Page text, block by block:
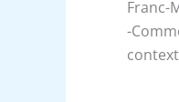
Franc-
-